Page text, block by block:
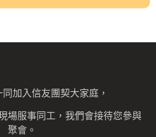
加入信友團契大家庭，
場服事同工，我們會接待您參與
聚會。